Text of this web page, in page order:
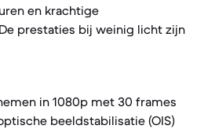
en krachtige
prestaties bij weinig licht zijn
in 1080p met 30 frames
beeldstabilisatie (OIS)